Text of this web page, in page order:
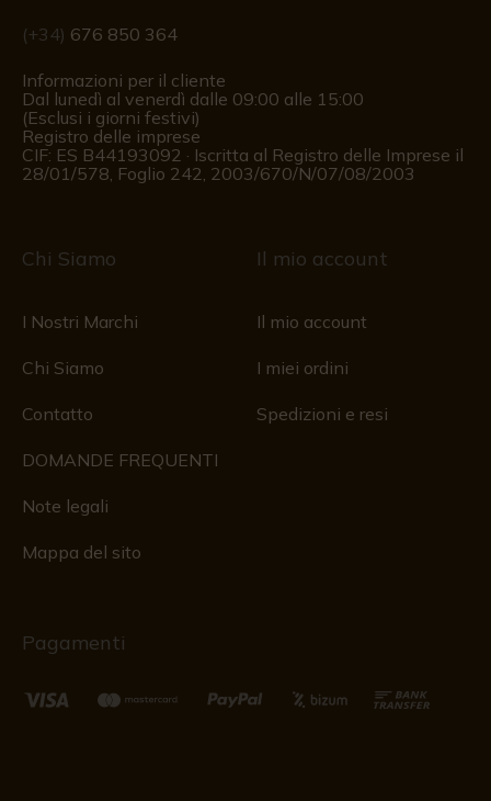
(+34) 676 850 364
Informazioni per il cliente
Dal lunedì al venerdì dalle 09:00 alle 15:00
(Esclusi i giorni festivi)
Registro delle imprese
CIF: ES B44193092 · Iscritta al Registro delle Imprese il
28/01/578, Foglio 242, 2003/670/N/07/08/2003
Chi Siamo
I Nostri Marchi
Chi Siamo
Contatto
DOMANDE FREQUENTI
Note legali
Mappa del sito
Il mio account
Il mio account
I miei ordini
Spedizioni e resi
Pagamenti